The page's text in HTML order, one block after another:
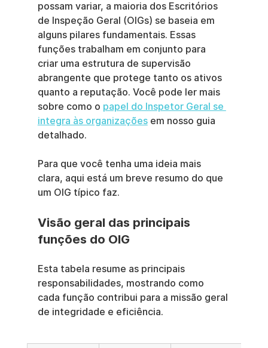
possam variar, a maioria dos Escritórios
de Inspeção Geral (OIGs) se baseia em
alguns pilares fundamentais. Essas
funções trabalham em conjunto para
criar uma estrutura de supervisão
abrangente que protege tanto os ativos
quanto a reputação. Você pode ler mais
sobre como o papel do Inspetor Geral se
integra às organizações em nosso guia
detalhado.
Para que você tenha uma ideia mais
clara, aqui está um breve resumo do que
um OIG típico faz.
Visão geral das principais
funções do OIG
Esta tabela resume as principais
responsabilidades, mostrando como
cada função contribui para a missão geral
de integridade e eficiência.